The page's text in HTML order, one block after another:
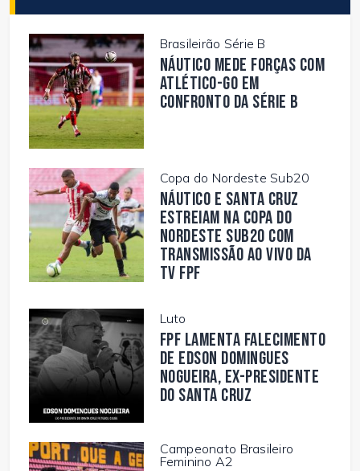
Brasileirão Série B
Náutico mede forças com
Atlético-GO em
confronto da Série B
Copa do Nordeste Sub20
Náutico e Santa Cruz
estreiam na Copa do
Nordeste Sub20 com
transmissão ao vivo da
TV FPF
Luto
FPF lamenta falecimento
de Edson Domingues
Nogueira, ex-presidente
do Santa Cruz
Campeonato Brasileiro
Feminino A2